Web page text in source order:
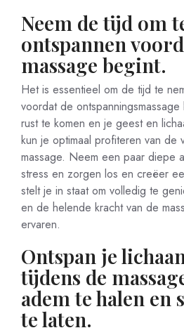
Neem de tijd om
ontspannen
massage begint.
Het is essentieel om de tijd te
voordat de
rust te komen en je geest en
kun je optimaal profiteren van de
massage. Neem een paar diepe
stress en zorgen los en creëer
stelt je in staat om volledig te
en de helende kracht van de
ervaren.
Ontspan je
tijdens de
adem te halen en
te laten.